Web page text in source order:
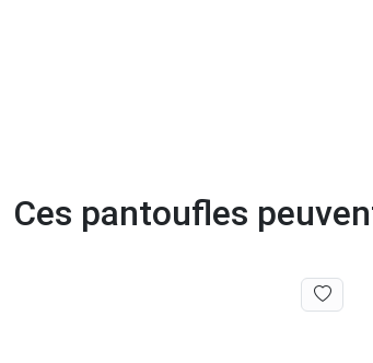
Ces pantoufles